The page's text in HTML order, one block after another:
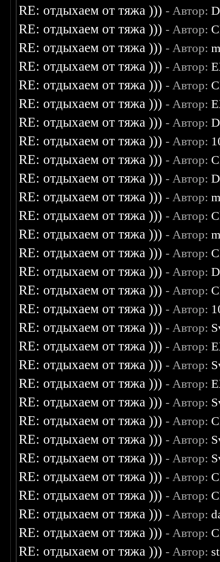
RE: отдыхаем от тяжа ))) - Автор:
RE: отдыхаем от тяжа ))) - Автор:
RE: отдыхаем от тяжа ))) - Автор:
RE: отдыхаем от тяжа ))) - Автор:
RE: отдыхаем от тяжа ))) - Автор:
RE: отдыхаем от тяжа ))) - Автор:
RE: отдыхаем от тяжа ))) - Автор:
RE: отдыхаем от тяжа ))) - Автор:
RE: отдыхаем от тяжа ))) - Автор:
RE: отдыхаем от тяжа ))) - Автор:
RE: отдыхаем от тяжа ))) - Автор:
RE: отдыхаем от тяжа ))) - Автор:
RE: отдыхаем от тяжа ))) - Автор:
RE: отдыхаем от тяжа ))) - Автор:
RE: отдыхаем от тяжа ))) - Автор:
RE: отдыхаем от тяжа ))) - Автор:
RE: отдыхаем от тяжа ))) - Автор:
RE: отдыхаем от тяжа ))) - Автор:
RE: отдыхаем от тяжа ))) - Автор:
RE: отдыхаем от тяжа ))) - Автор:
RE: отдыхаем от тяжа ))) - Автор:
RE: отдыхаем от тяжа ))) - Автор:
RE: отдыхаем от тяжа ))) - Автор:
RE: отдыхаем от тяжа ))) - Автор:
RE: отдыхаем от тяжа ))) - Автор:
RE: отдыхаем от тяжа ))) - Автор:
RE: отдыхаем от тяжа ))) - Автор:
RE: отдыхаем от тяжа ))) - Автор:
RE: отдыхаем от тяжа ))) - Автор:
RE: отдыхаем от тяжа ))) - Автор: